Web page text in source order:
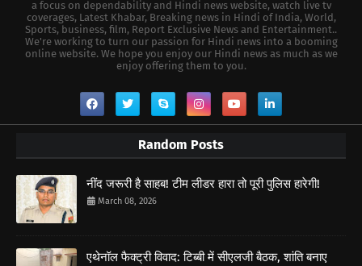
a focus on dependability and Hindi news website, watch live tv
coverages, Latest Khabar, Breaking news in Hindi of India, World,
Sports, business, film, Report Exclusive News and Entertainment..
We're working to turn our passion for Hindi news into a booming
online website. We hope you enjoy our Hindi news as much as we
enjoy offering them to you.
Random Posts
नींद जरूरी है साहब! टीम लीडर हारा तो पूरी पुलिस हारेगी!
March 08, 2026
एथेनॉल फैक्ट्री विवाद: टिब्बी में सीएलजी बैठक, शांति बनाए